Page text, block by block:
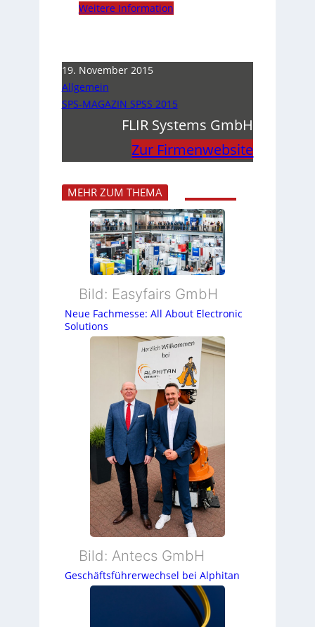
Weitere Information
19. November 2015
Allgemein
SPS-MAGAZIN SPSS 2015
FLIR Systems GmbH
Zur Firmenwebsite
MEHR ZUM THEMA
Bild: Easyfairs GmbH
Neue Fachmesse: All About Electronic
Solutions
Bild: Antecs GmbH
Geschäftsführerwechsel bei Alphitan